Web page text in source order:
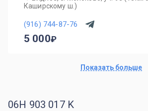
Каширскому ш.)
(916) 744-87-76
5 000
Показать больше
06H 903 017 K